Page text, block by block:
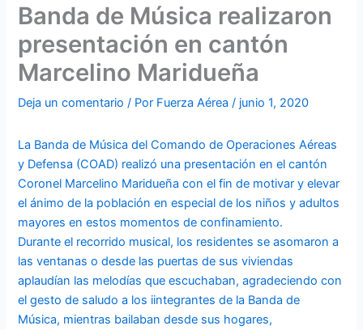
Banda de Música realizaron
presentación en cantón
Marcelino Maridueña
Deja un comentario / Por Fuerza Aérea/ junio 1, 2020
La Banda de Música del Comando de Operaciones Aéreas
y Defensa (COAD) realizó una presentación en el cantón
Coronel Marcelino Maridueña con el fin de motivar y elevar
el ánimo de la población en especial de los niños y adultos
mayores en estos momentos de confinamiento.
Durante el recorrido musical, los residentes se asomaron a
las ventanas o desde las puertas de sus viviendas
aplaudían las melodías que escuchaban, agradeciendo con
el gesto de saludo a los iintegrantes de la Banda de
Música, mientras bailaban desde sus hogares,